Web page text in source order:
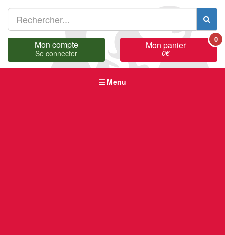
Mon compte
Se connecter
Mon panier
0€
0
Menu